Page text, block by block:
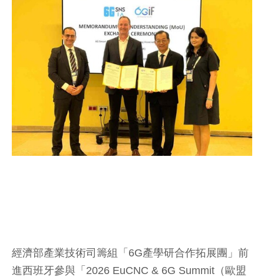
經濟部產業技術司籌組「6G產學研合作拓展團」前
進西班牙參與「2026 EuCNC & 6G Summit（歐盟